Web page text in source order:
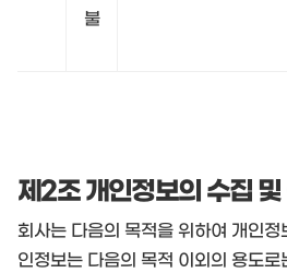
불
제2조 개인정보의 수집
회사는 다음의 목적을 위하여 개인
인정보는 다음의 목적 이외의 용도